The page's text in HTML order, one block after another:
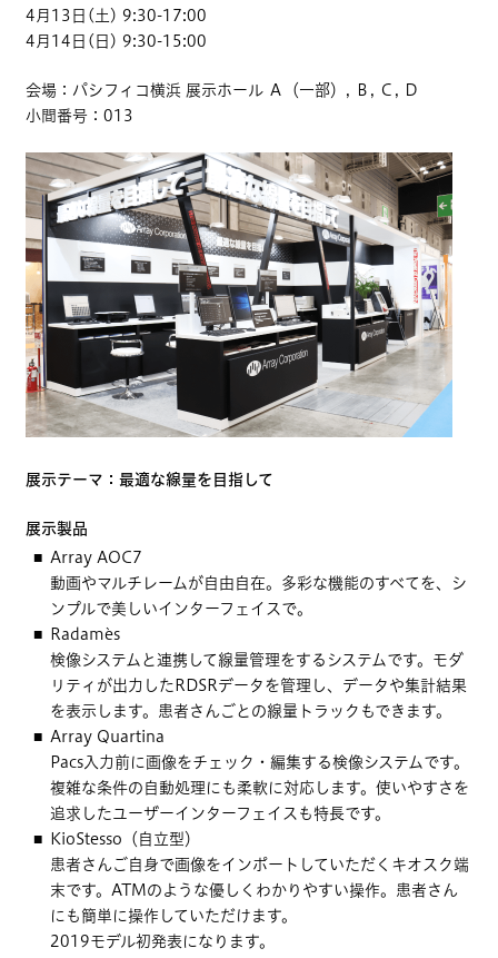
4月13日(土) 9:30-17:00
4月14日(日) 9:30-15:00
会場：パシフィコ横浜 展示ホール Ａ（一部）, Ｂ, Ｃ, Ｄ
小間番号：013
展示テーマ：最適な線量を目指して
展示製品
Array AOC7
動画やマルチレームが自由自在。多彩な機能のすべてを、シ
ンプルで美しいインターフェイスで。
Radamès
検像システムと連携して線量管理をするシステムです。モダ
リティが出力したRDSRデータを管理し、データや集計結果
を表示します。患者さんごとの線量トラックもできます。
Array Quartina
Pacs入力前に画像をチェック・編集する検像システムです。
複雑な条件の自動処理にも柔軟に対応します。使いやすさを
追求したユーザーインターフェイスも特長です。
KioStesso（自立型）
患者さんご自身で画像をインポートしていただくキオスク端
末です。ATMのような優しくわかりやすい操作。患者さん
にも簡単に操作していただけます。
2019モデル初発表になります。